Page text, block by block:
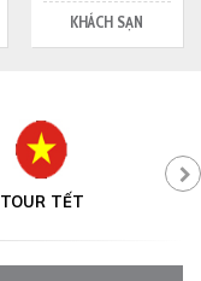
KHÁCH SẠN
TOUR TẾT